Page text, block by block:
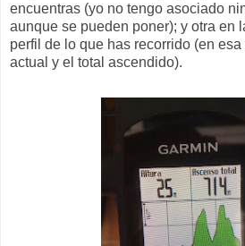
encuentras (yo no tengo asociado
aunque se pueden poner); y otra en
perfil de lo que has recorrido (en
actual y el total ascendido).